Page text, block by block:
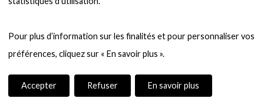
Pour plus d’information sur les finalités et pour personnaliser vos
Accepter Refuser En savoir plus